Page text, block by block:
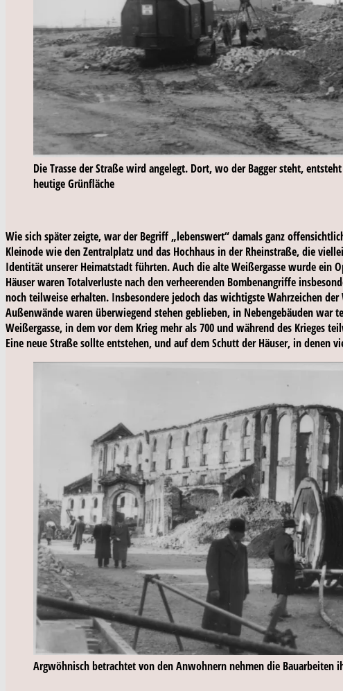
Die Trasse der Straße wird angelegt. Dort, wo der Bagger steht,
heutige Grünfläche
Wie sich später zeigte, war der Begriff „lebenswert“ damals ganz
Kleinode wie den Zentralplatz und das Hochhaus in der Rheinstraße, die
Identität unserer Heimatstadt führten. Auch die alte Weißergasse wurde ein
Häuser waren Totalverluste nach den verheerenden Bombenangriffe
noch teilweise erhalten. Insbesondere jedoch das wichtigste Wahrzeichen
Außenwände waren überwiegend stehen geblieben, in Nebengebäuden war
Weißergasse, in dem vor dem Krieg mehr als 700 und während des Krieges
Eine neue Straße sollte entstehen, und auf dem Schutt der Häuser, in denen
Argwöhnisch betrachtet von den Anwohnern nehmen die Bauarbeiten